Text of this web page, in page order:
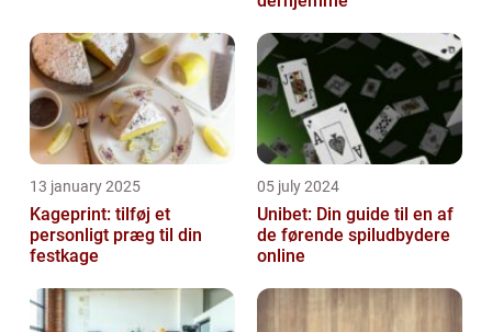
13 january 2025
Kageprint: tilføj et
personligt præg til din
festkage
05 july 2024
Unibet: Din guide til en af
de førende spiludbydere
online